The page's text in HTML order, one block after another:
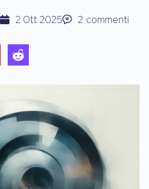
2 Ott 2025 2 commenti